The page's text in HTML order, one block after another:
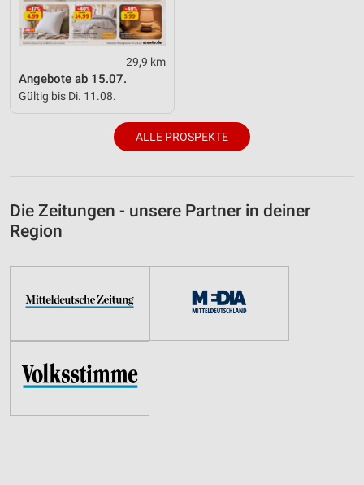
29,9 km
Angebote ab 15.07.
Gültig bis Di. 11.08.
ALLE PROSPEKTE
Die Zeitungen - unsere Partner in deiner
Region